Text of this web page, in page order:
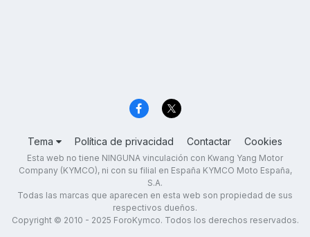
Tema Política de privacidad Contactar Cookies
Esta web no tiene NINGUNA vinculación con Kwang Yang Motor
Company (KYMCO), ni con su filial en España KYMCO Moto España,
S.A.
Todas las marcas que aparecen en esta web son propiedad de sus
respectivos dueños.
Copyright © 2010 - 2025 ForoKymco. Todos los derechos reservados.